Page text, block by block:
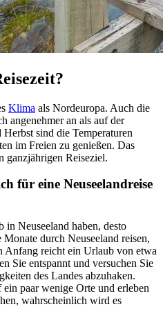
Klima als Nordeuropa. Auch die
angenehmer an als auf der
sind die Temperaturen
im Freien zu genießen. Das
ganzjährigen Reiseziel.
für eine Neuseelandreise
in Neuseeland haben, desto
Monate durch Neuseeland reisen,
reicht ein Urlaub von etwa
Sie entspannt und versuchen Sie
des Landes abzuhaken.
paar wenige Orte und erleben
wahrscheinlich wird es